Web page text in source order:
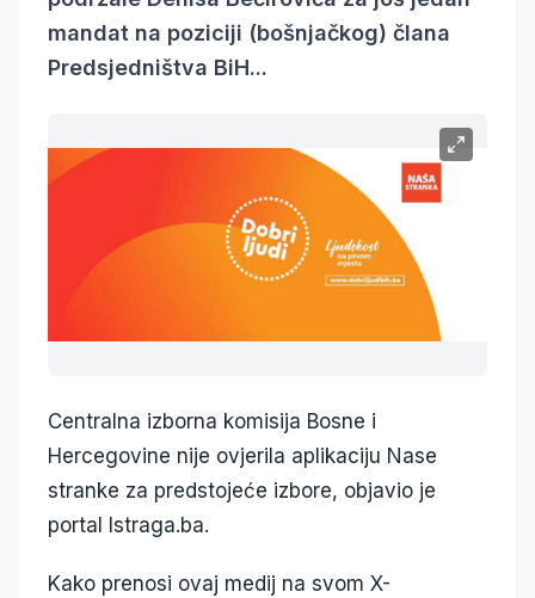
mandat na poziciji (bošnjačkog) člana
Predsjedništva BiH...
Centralna izborna komisija Bosne i
Hercegovine nije ovjerila aplikaciju Nase
stranke za predstojeće izbore, objavio je
portal Istraga.ba.
Kako prenosi ovaj medij na svom X-